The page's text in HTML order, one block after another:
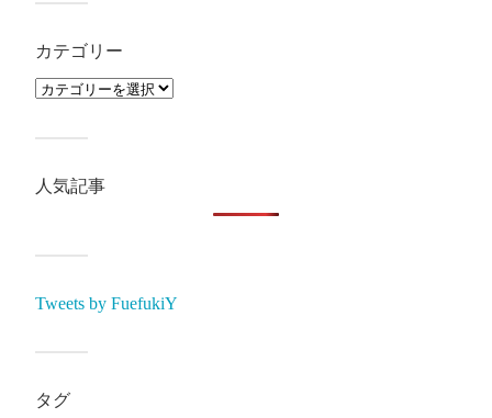
カテゴリー
人気記事
Tweets by FuefukiY
タグ